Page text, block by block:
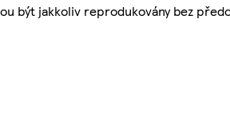
být jakkoliv reprodukovány bez